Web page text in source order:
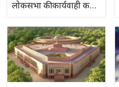
लोकसभा की कार्यवाही कल